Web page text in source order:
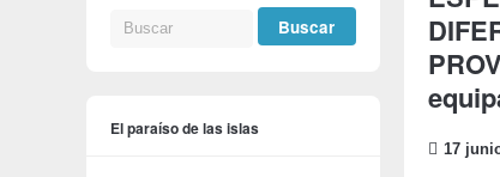
17
El paraíso de las islas